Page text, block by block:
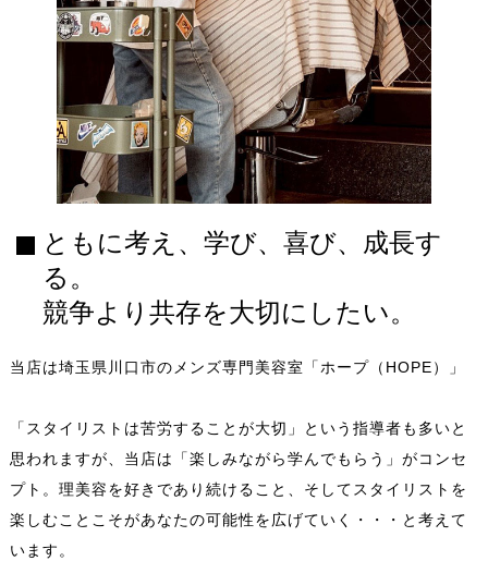
ともに考え、学び、喜び、成長す
る。
競争より共存を大切にしたい。
当店は埼玉県川口市のメンズ専門美容室「ホープ（HOPE）」
「スタイリストは苦労することが大切」という指導者も多いと
思われますが、当店は「楽しみながら学んでもらう」がコンセ
プト。理美容を好きであり続けること、そしてスタイリストを
楽しむことこそがあなたの可能性を広げていく・・・と考えて
います。